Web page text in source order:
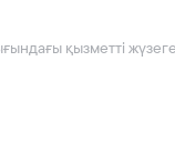
қызметті